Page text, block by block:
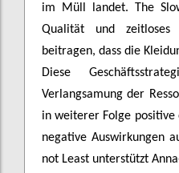
im Müll landet. The
Qualität und zeitloses
beitragen, dass die
Diese
Verlangsamung der
in weiterer Folge
negative Auswirkungen
not Least unterstützt